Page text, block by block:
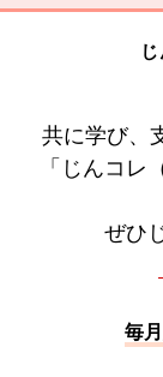
共に学び、
「じんコレ
ぜひ
毎